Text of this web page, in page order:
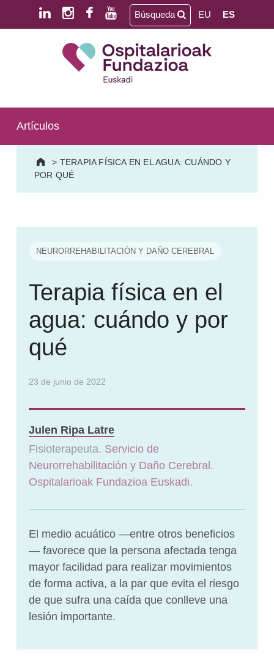
Saltar al contenido principal
Saltar al pie de página
SALUD MENTAL | DISCAPACIDAD INTELECTUAL | NEURORREHABILITACIÓN Y DAÑO CEREBRAL | PERSONA MAYOR
Búsqueda EU ES
Artículos
> TERAPIA FÍSICA EN EL AGUA: CUÁNDO Y
POR QUÉ
NEURORREHABILITACIÓN Y DAÑO CEREBRAL
Terapia física en el
agua: cuándo y por
qué
23 de junio de 2022
Julen Ripa Latre
Fisioterapeuta. Servicio de
Neurorrehabilitación y Daño Cerebral.
Ospitalarioak Fundazioa Euskadi.
El medio acuático —entre otros beneficios
— favorece que la persona afectada tenga
mayor facilidad para realizar movimientos
de forma activa, a la par que evita el riesgo
de que sufra una caída que conlleve una
lesión importante.